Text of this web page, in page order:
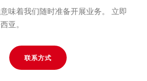
味着我们随时准备开展业务。 立即
亚。
联系方式